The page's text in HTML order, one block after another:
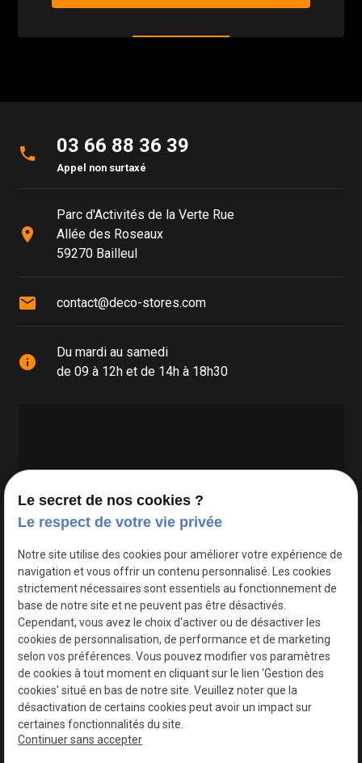
phone 03 66 88 36 39
Appel non surtaxé
place
Parc d'Activités de la Verte Rue
Allée des Roseaux
59270 Bailleul
mail contact@deco-stores.com
info
Du mardi au samedi
de 09 à 12h et de 14h à 18h30
Google Maps Search API est désactivé.
Le secret de nos cookies ?
Le respect de votre vie privée
Notre site utilise des cookies pour améliorer votre expérience de
navigation et vous offrir un contenu personnalisé. Les cookies
strictement nécessaires sont essentiels au fonctionnement de
base de notre site et ne peuvent pas être désactivés.
Cependant, vous avez le choix d'activer ou de désactiver les
cookies de personnalisation, de performance et de marketing
selon vos préférences. Vous pouvez modifier vos paramètres
de cookies à tout moment en cliquant sur le lien 'Gestion des
cookies' situé en bas de notre site. Veuillez noter que la
désactivation de certains cookies peut avoir un impact sur
certaines fonctionnalités du site.
Continuer sans accepter